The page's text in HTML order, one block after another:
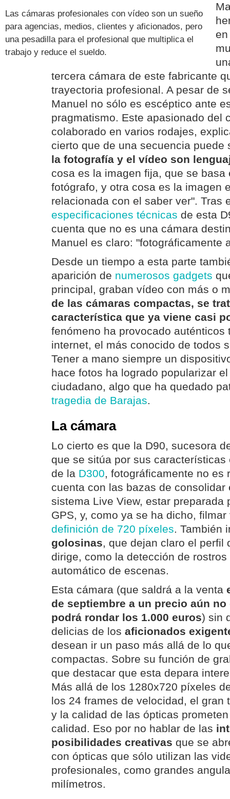
Las cámaras profesionales con vídeo son un sueño
para agencias, medios, clientes y aficionados, pero
una pesadilla para el profesional que multiplica el
trabajo y reduce el sueldo.
tercera cámara de este fabricante
trayectoria profesional. A pesar de
Manuel no sólo es escéptico ante
pragmatismo. Este apasionado del
colaborado en varios rodajes,
cierto que de una secuencia puede
la fotografía y el vídeo son
cosa es la imagen fija, que se basa
fotógrafo, y otra cosa es la imagen
relacionada con el saber ver". Tras
especificaciones técnicas de esta
cuenta que no es una cámara
Manuel es claro: "fotográficamente
Desde un tiempo a esta parte
aparición de numerosos gadgets
principal, graban vídeo con más o
de las cámaras compactas, se
característica que ya viene casi
fenómeno ha provocado auténticos
internet, el más conocido de todos
Tener a mano siempre un
hace fotos ha logrado popularizar
ciudadano, algo que ha quedado
tragedia de Barajas.
La cámara
Lo cierto es que la D90, sucesora
que se sitúa por sus
de la D300, fotográficamente no es
cuenta con las bazas de consolidar
sistema Live View, estar preparada
GPS, y, como ya se ha dicho,
definición de 720 píxeles. También
golosinas, que dejan claro el perfil
dirige, como la detección de
automático de escenas.
Esta cámara (que saldrá a la venta
de septiembre a un precio aún
podrá rondar los 1.000 euros) sin
delicias de los aficionados
desean ir un paso más allá de lo
compactas. Sobre su función de
que destacar que esta depara
Más allá de los 1280x720 píxeles
los 24 frames de velocidad, el gran
y la calidad de las ópticas
calidad. Eso por no hablar de las
posibilidades creativas que se
con ópticas que sólo utilizan las
profesionales, como grandes
milímetros.